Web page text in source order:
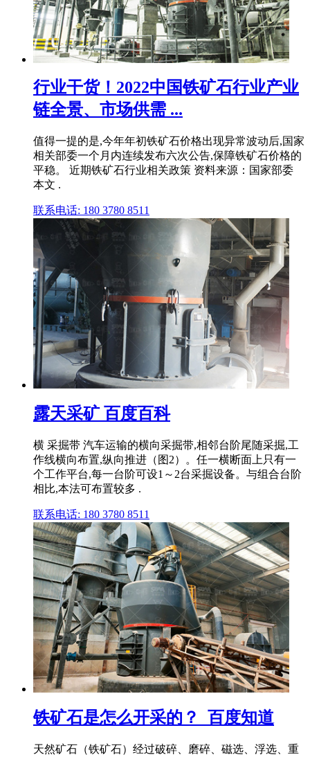
行业干货！2022中国铁矿石行业产业
链全景、市场供需 ...
值得一提的是,今年年初铁矿石价格出现异常波动后,国家
相关部委一个月内连续发布六次公告,保障铁矿石价格的
平稳。 近期铁矿石行业相关政策 资料来源：国家部委
本文 .
联系电话: 180 3780 8511
露天采矿 百度百科
横 采掘带 汽车运输的横向采掘带,相邻台阶尾随采掘,工
作线横向布置,纵向推进（图2）。任一横断面上只有一
个工作平台,每一台阶可设1～2台采掘设备。与组合台阶
相比,本法可布置较多 .
联系电话: 180 3780 8511
铁矿石是怎么开采的？_百度知道
天然矿石（铁矿石）经过破碎、磨碎、磁选、浮选、重